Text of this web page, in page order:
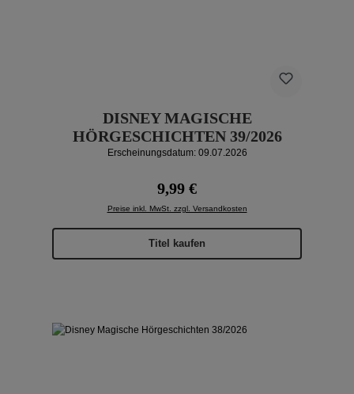
DISNEY MAGISCHE
HÖRGESCHICHTEN 39/2026
Erscheinungsdatum: 09.07.2026
Regulärer Preis:
9,99 €
Preise inkl. MwSt. zzgl. Versandkosten
Titel kaufen